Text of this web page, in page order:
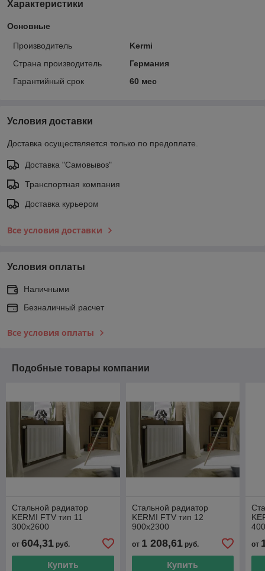
Характеристики
Основные
Производитель
Kermi
Страна производитель
Германия
Гарантийный срок
60 мес
Условия доставки
Доставка осуществляется только по предоплате.
Доставка "Самовывоз"
Транспортная компания
Доставка курьером
Все условия доставки
Условия оплаты
Наличными
Безналичный расчет
Все условия оплаты
Подобные товары компании
Стальной радиатор
KERMI FTV тип 11
300х2600
от 604,31 руб.
Купить
Стальной радиатор
KERMI FTV тип 12
900х2300
от 1 208,61руб.
Купить
от